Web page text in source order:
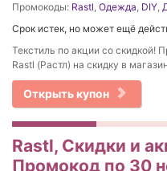
Промокоды: Rastl, Одежда, DIY,
Срок истек, но может ещё
Текстиль по акции со скидкой!
Rastl (Растл) на скидку в
Открыть купон
Rastl, Скидки и
Промокод по 30